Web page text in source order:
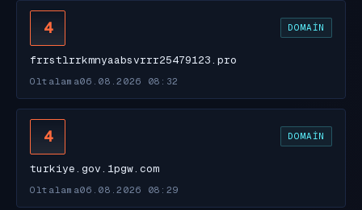
4 DOMAIN
frrstlrrkmnyaabsvrrr25479123.pro
Oltalama06.08.2026 08:32
4 DOMAIN
turkiye.gov.1pgw.com
Oltalama06.08.2026 08:29